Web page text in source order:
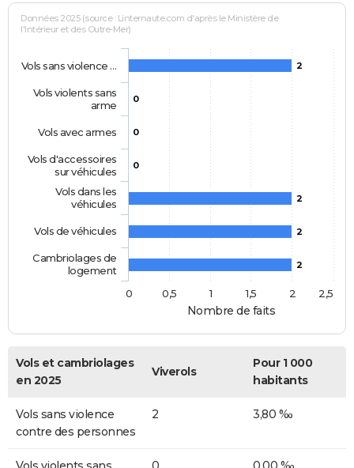
Nombre de faits
Données 2025 (source : Linternaute.com d'après le Ministère de
l'Intérieur et des Outre-Mer)
2
0
0
0
2
2
2
Vols sans violence …
Vols violents sans
arme
Vols avec armes
Vols d'accessoires
sur véhicules
Vols dans les
véhicules
Vols de véhicules
Cambriolages de
logement
0
0,5 1 1,5 2 2,5
Vols et cambriolages
en 2025
Viverols
Pour 1 000
habitants
Vols sans violence
contre des personnes
2 3,80 ‰